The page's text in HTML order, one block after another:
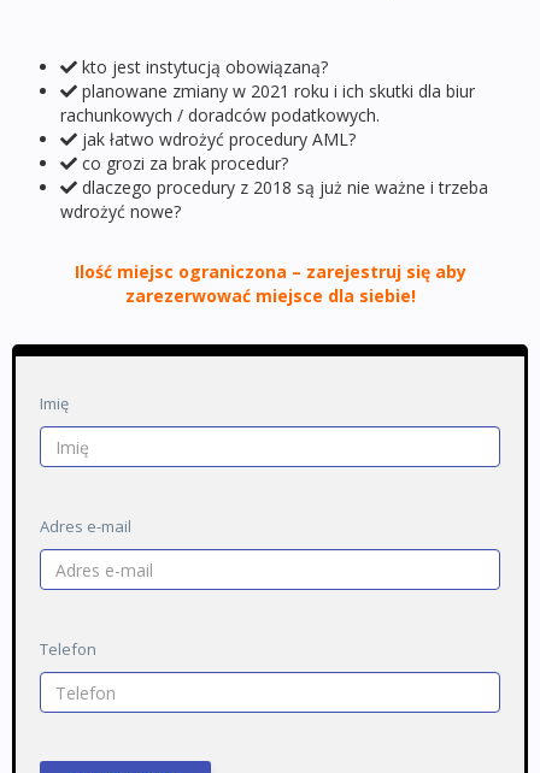
kto jest instytucją obowiązaną?
planowane zmiany w 2021 roku i ich skutki dla biur
rachunkowych / doradców podatkowych.
jak łatwo wdrożyć procedury AML?
co grozi za brak procedur?
dlaczego procedury z 2018 są już nie ważne i trzeba
wdrożyć nowe?
Ilość miejsc ograniczona – zarejestruj się aby
zarezerwować miejsce dla siebie!
Imię
Adres e-mail
Telefon